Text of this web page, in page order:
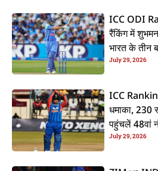
ICC ODI
रैंकिंग में
भारत के तीन
July 29, 2026
ICC
धमाका, 230
पहुंचलें 48वां
July 29, 2026